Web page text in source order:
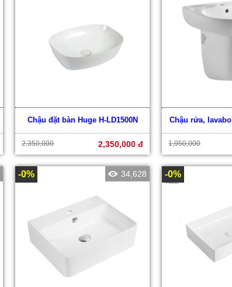
Chậu đặt bàn Huge H-LD1500N
2,350,000 2,350,000 đ
Chậu rửa, lavabo
1,950,000
-0% 34,628 -0%